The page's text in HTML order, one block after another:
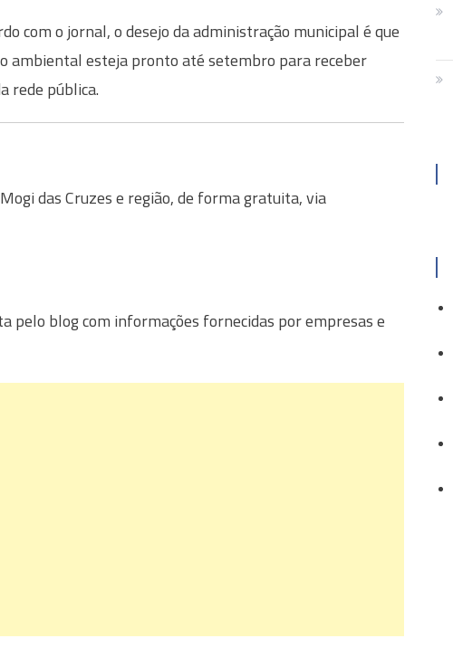
com o jornal, o desejo da administração municipal é que
ambiental esteja pronto até setembro para receber
rede pública.
das Cruzes e região, de forma gratuita, via
pelo blog com informações fornecidas por empresas e